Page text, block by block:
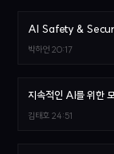
AI Safety &
박하언 20:17
지속적인 AI를 위한
김태호 24:51